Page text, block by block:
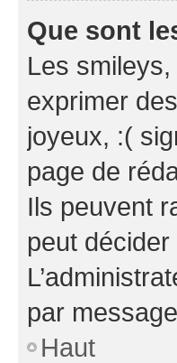
Que sont
Les
exprimer
joyeux, :(
page de
Ils peuvent
peut
par
Haut